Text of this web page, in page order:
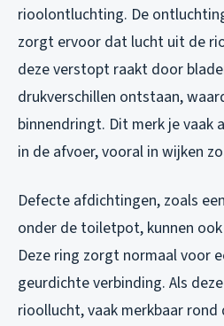
rioolontluchting. De
zorgt ervoor dat lucht uit de
deze verstopt raakt door
drukverschillen ontstaan,
binnendringt. Dit merk je vaak
in de afvoer, vooral in wijken
Defecte afdichtingen, zoals
onder de toiletpot, kunnen
Deze ring zorgt normaal voor
geurdichte verbinding. Als
rioollucht, vaak merkbaar rond